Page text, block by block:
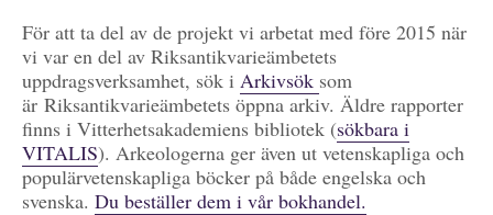
För att ta del av de projekt vi arbetat med före 2015 när
vi var en del av Riksantikvarieämbetets
uppdragsverksamhet, sök i Arkivsök som
är Riksantikvarieämbetets öppna arkiv. Äldre rapporter
finns i Vitterhetsakademiens bibliotek (sökbara i
VITALIS). Arkeologerna ger även ut vetenskapliga och
populärvetenskapliga böcker på både engelska och
svenska. Du beställer dem i vår bokhandel.